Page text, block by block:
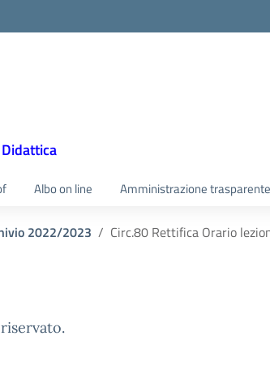
Didattica
Albo on line Amministrazione trasparente
2022/2023 Circ.80 Rettifica Orario